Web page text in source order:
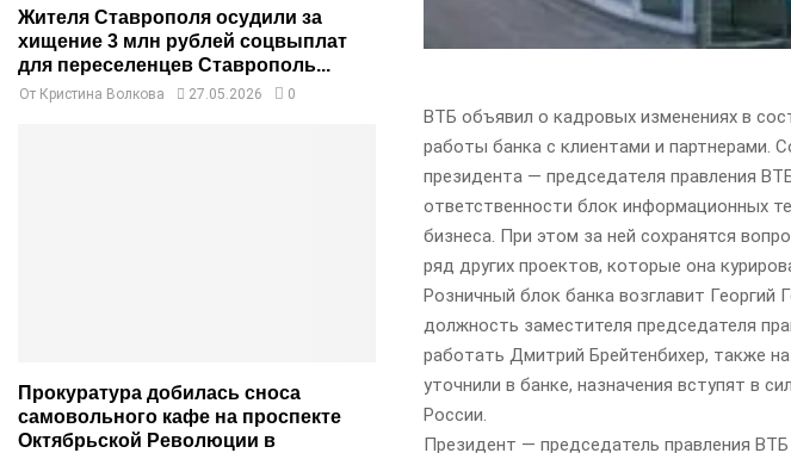
ВТБ объявил о кадровых изменениях в
работы банка с клиентами и партнерами.
президента — председателя правления
ответственности блок информационных
бизнеса. При этом за ней сохранятся
ряд других проектов, которые она
Розничный блок банка возглавит
должность заместителя председателя
работать Дмитрий Брейтенбихер, также
уточнили в банке, назначения вступят в
России.
Президент — председатель правления
Жителя Ставрополя осудили за
хищение 3 млн рублей соцвыплат
для переселенцев Ставрополь...
От Кристина Волкова 27.05.2026 0
Прокуратура добилась сноса
самовольного кафе на проспекте
Октябрьской Революции в